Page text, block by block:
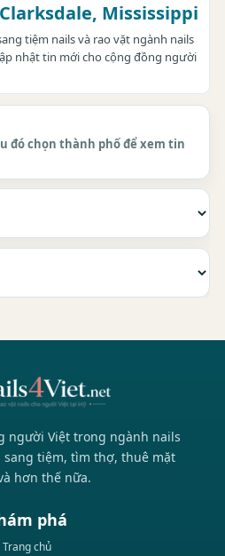
Mississippi
tiệm nails và rao vặt ngành nails
nhật tin mới cho cộng đồng người
đó chọn thành phố để xem tin
người Việt trong ngành nails
sang tiệm, tìm thợ, thuê mặt
hơn thế nữa.
phá
Trang chủ